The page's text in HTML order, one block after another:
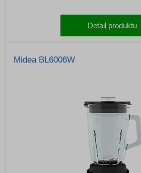
Detail produktu
Midea BL6006W